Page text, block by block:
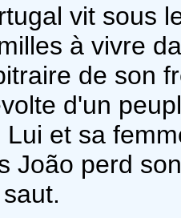
vit sous
à vivre
de son
d'un
et sa
João perd